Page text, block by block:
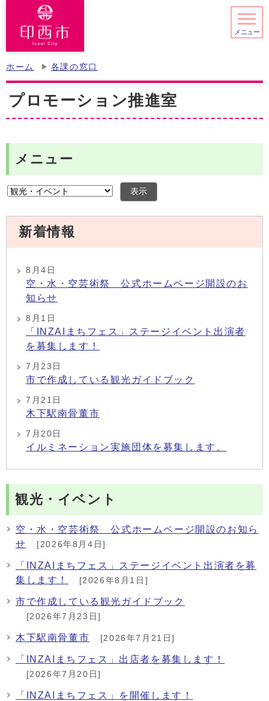
メニュー
ホーム 各課の窓口
プロモーション推進室
メニュー
表示
新着情報
8月4日
空・水・空芸術祭 公式ホームページ開設のお
知らせ
8月1日
「INZAIまちフェス」ステージイベント出演者
を募集します！
7月23日
市で作成している観光ガイドブック
7月21日
木下駅南骨董市
7月20日
イルミネーション実施団体を募集します。
観光・イベント
空・水・空芸術祭 公式ホームページ開設のお知ら
せ
[2026年8月4日]
「INZAIまちフェス」ステージイベント出演者を募
集します！
[2026年8月1日]
市で作成している観光ガイドブック
[2026年7月23日]
木下駅南骨董市 [2026年7月21日]
「INZAIまちフェス」出店者を募集します！
[2026年7月20日]
「INZAIまちフェス」を開催します！